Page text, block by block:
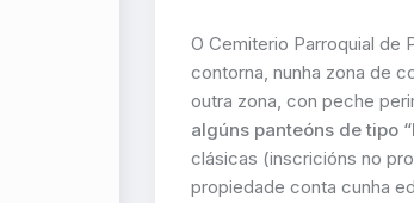
O Cemiterio Parroquial de
contorna, nunha zona de
outra zona, con peche
algúns panteóns de tipo
clásicas (inscricións no
propiedade conta cunha